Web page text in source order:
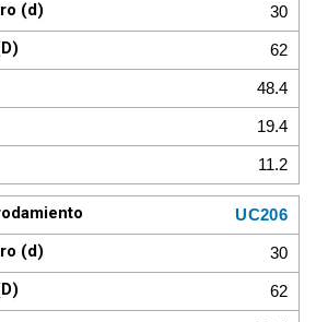
30
62
48.4
19.4
11.2
UC206
30
62